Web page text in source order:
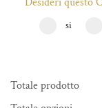
si
Totale prodotto